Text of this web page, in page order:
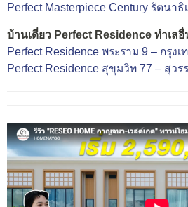
Perfect Masterpiece Century รัตนาธิ
บ้านเดี่ยว Perfect Residence ทำเล
Perfect Residence พระราม 9 – กรุงเ
Perfect Residence สุขุมวิท 77 – สุว